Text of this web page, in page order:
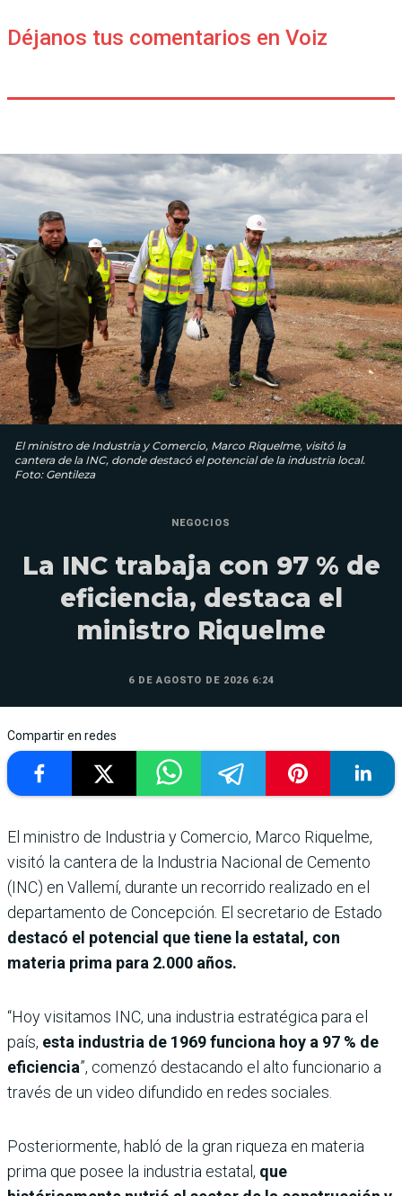
Déjanos tus comentarios en Voiz
El ministro de Industria y Comercio, Marco Riquelme, visitó la
cantera de la INC, donde destacó el potencial de la industria local.
Foto: Gentileza
NEGOCIOS
La INC trabaja con 97 % de
eficiencia, destaca el
ministro Riquelme
6 DE AGOSTO DE 2026 6:24
Compartir en redes
El ministro de Industria y Comercio, Marco Riquelme,
visitó la cantera de la Industria Nacional de Cemento
(INC) en Vallemí, durante un recorrido realizado en el
departamento de Concepción. El secretario de Estado
destacó el potencial que tiene la estatal, con
materia prima para 2.000 años.
“Hoy visitamos INC, una industria estratégica para el
país, esta industria de 1969 funciona hoy a 97 % de
eficiencia”, comenzó destacando el alto funcionario a
través de un video difundido en redes sociales.
Posteriormente, habló de la gran riqueza en materia
prima que posee la industria estatal, que